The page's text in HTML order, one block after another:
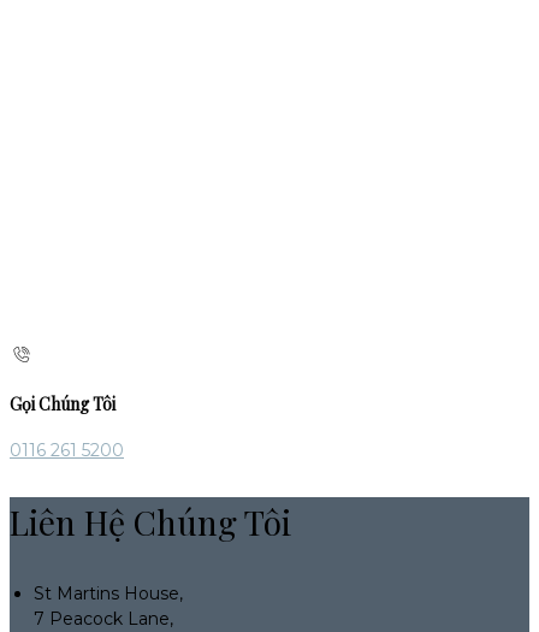
Gọi Chúng Tôi
0116 261 5200
Liên Hệ Chúng Tôi
St Martins House,
7 Peacock Lane,